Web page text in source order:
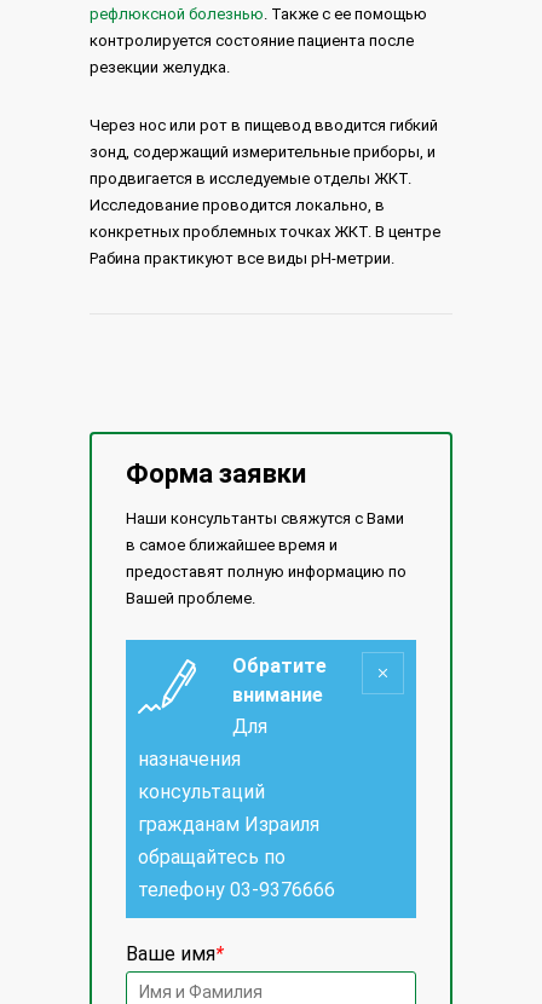
рефлюксной болезнью. Также с ее помощью
контролируется состояние пациента после
резекции желудка.
Через нос или рот в пищевод вводится гибкий
зонд, содержащий измерительные приборы, и
продвигается в исследуемые отделы ЖКТ.
Исследование проводится локально, в
конкретных проблемных точках ЖКТ. В центре
Рабина практикуют все виды pH-метрии.
Форма заявки
Наши консультанты свяжутся с Вами
в самое ближайшее время и
предоставят полную информацию по
Вашей проблеме.
Обратите
внимание
Для
назначения
консультаций
гражданам Израиля
обращайтесь по
телефону 03-9376666
Ваше имя*